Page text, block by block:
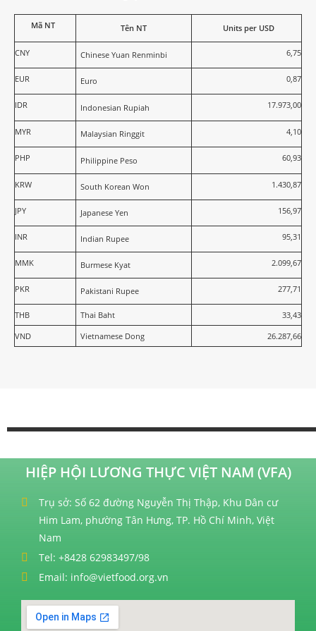
Mã NT Tên NT Units per USD
CNY Chinese Yuan Renminbi 6,75
EUR Euro 0,87
IDR Indonesian Rupiah 17.973,00
MYR Malaysian Ringgit 4,10
PHP Philippine Peso 60,93
KRW South Korean Won 1.430,87
JPY Japanese Yen 156,97
INR Indian Rupee 95,31
MMK Burmese Kyat 2.099,67
PKR Pakistani Rupee 277,71
THB Thai Baht
33,43
VND
Vietnamese Dong 26.287,66
HIỆP HỘI LƯƠNG THỰC VIỆT NAM (VFA)
Trụ sở: Số 62 đường Nguyễn Thị Thập, Khu Dân cư
Him Lam, phường Tân Hưng, TP. Hồ Chí Minh, Việt
Nam
Tel: +8428 62983497/98
Email: info@vietfood.org.vn